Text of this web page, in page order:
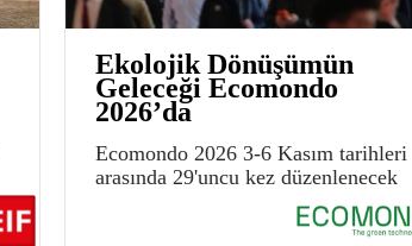
Ekolojik Dönüşümün
Geleceği Ecomondo
2026’da
Ecomondo 2026 3-6 Kasım tarihleri
arasında 29'uncu kez düzenlenecek